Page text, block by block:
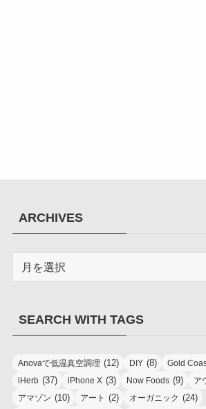
ARCHIVES
ARCHIVES
SEARCH WITH TAGS
Anovaで低温真空調理 (12) DIY (8) Gold
iHerb (37) iPhone X (3) Now Foods (9) ア
アマゾン (10) アート (2) オーガニック (24)